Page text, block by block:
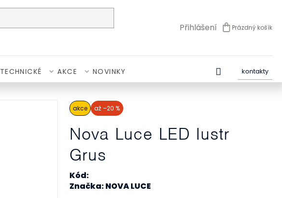
Přihlášení NÁKUPNÍ
Prázdný košík
TECHNICKÉ AKCE NOVINKY kontakty
Nova Luce LED lustr
Grus
Kód:
akce až –20 %
Značka: NOVA LUCE